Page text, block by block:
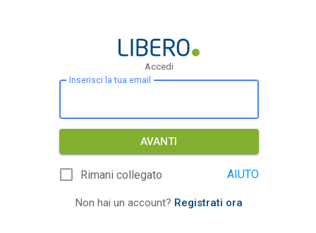
Accedi
Inserisci la tua email
AVANTI
Rimani collegato AIUTO
Non hai un account? Registrati ora